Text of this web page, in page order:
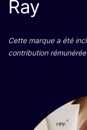
Ray
Cette marque a été
contri­bu­tion